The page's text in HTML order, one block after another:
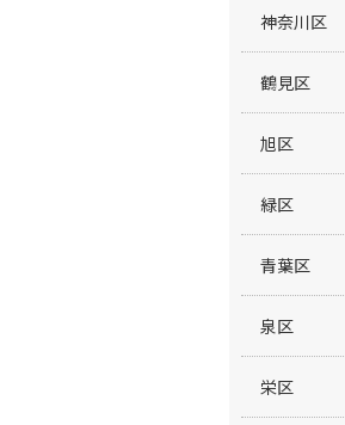
神奈川区
鶴見区
旭区
緑区
青葉区
泉区
栄区